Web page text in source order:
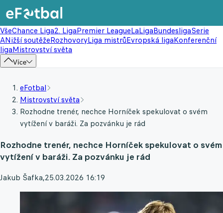
VšeChance Liga2. LigaPremier LeagueLaLigaBundesligaSerie
ANižší soutěžeRozhovoryLiga mistrůEvropská ligaKonferenční
ligaMistrovství světa
Více
eFotbal
Mistrovství světa
Rozhodne trenér, nechce Horníček spekulovat o svém
vytížení v baráži. Za pozvánku je rád
Rozhodne trenér, nechce Horníček spekulovat o svém
vytížení v baráži. Za pozvánku je rád
Jakub Šafka,25.03.2026 16:19